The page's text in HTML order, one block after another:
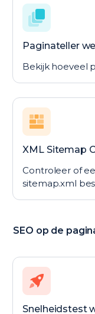
Paginateller
Bekijk hoeveel
XML Sitemap
Controleer of
sitemap.xml
SEO op de
Snelheidstest